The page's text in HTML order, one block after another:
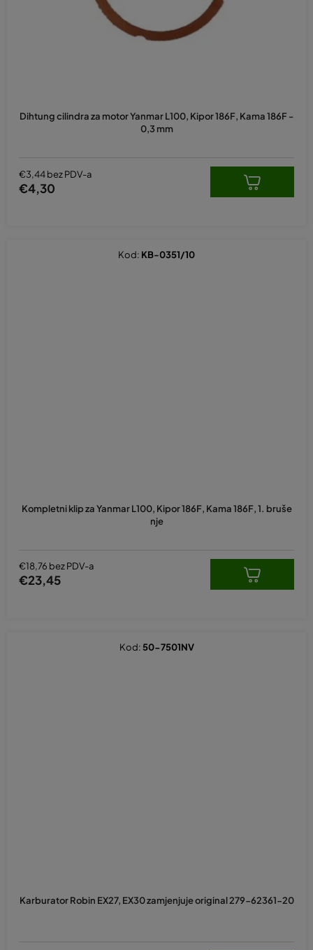
Dihtung cilindra za motor Yanmar L100, Kipor 186F, Kama 186F -
0,3 mm
€3,44 bez PDV-a
€4,30
Kompletni klip za Yanmar L100, Kipor 186F, Kama 186F, 1. bruše
nje
€18,76 bez PDV-a
€23,45
Kod: KB-0351/10
Karburator Robin EX27, EX30 zamjenjuje original 279-62361-20
Kod: 50-7501NV